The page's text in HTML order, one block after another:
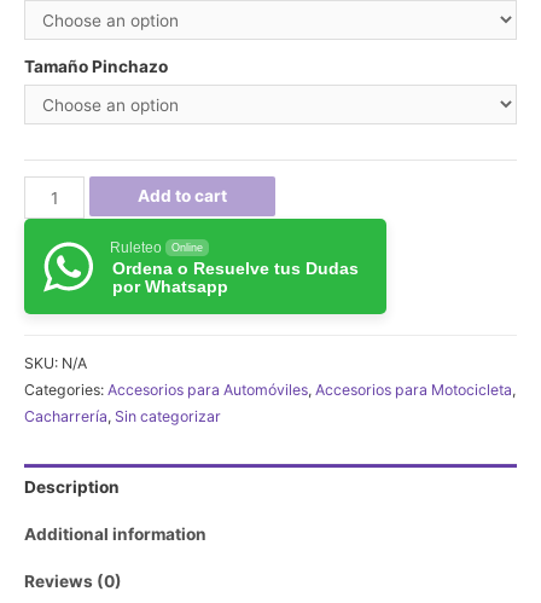
Tamaño Pinchazo
Tacos
para
reparación
pinchazos
llantas
de
o
moto
sellomatic-
quantity
Add to cart
Ruleteo Online
Ordena o Resuelve tus Dudas
por Whatsapp
SKU: N/A
Categories: Accesorios para Automóviles, Accesorios para Motocicleta,
Cacharrería, Sin categorizar
Description
Additional information
Reviews (0)